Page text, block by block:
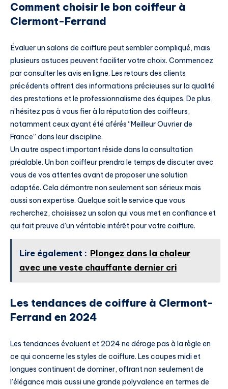
Comment choisir le bon coiffeur à
Clermont-Ferrand
Évaluer un salons de coiffure peut sembler compliqué, mais
plusieurs astuces peuvent faciliter votre choix. Commencez
par consulter les avis en ligne. Les retours des clients
précédents offrent des informations précieuses sur la qualité
des prestations et le professionnalisme des équipes. De plus,
n’hésitez pas à vous fier à la réputation des coiffeurs,
notamment ceux ayant été aférés “Meilleur Ouvrier de
France” dans leur discipline.
Un autre aspect important réside dans la consultation
préalable. Un bon coiffeur prendra le temps de discuter avec
vous de vos attentes avant de proposer une solution
adaptée. Cela démontre non seulement son sérieux mais
aussi son expertise. Quelque soit le service que vous
recherchez, choisissez un salon qui vous met en confiance et
qui fait preuve d’un véritable intérêt pour votre coiffure.
Lire également : Plongez dans la chaleur
avec une veste chauffante dernier cri
Les tendances de coiffure à Clermont-
Ferrand en 2024
Les tendances évoluent et 2024 ne déroge pas à la règle en
ce qui concerne les styles de coiffure. Les coupes midi et
longues continuent de dominer, offrant non seulement de
l’élégance mais aussi une grande polyvalence en termes de